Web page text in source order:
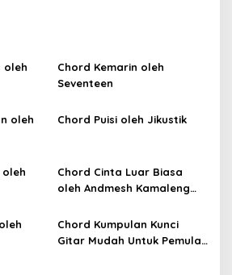
oleh
Chord Kemarin oleh
Seventeen
oleh
Chord Puisi oleh Jikustik
oleh
Chord Cinta Luar Biasa
oleh Andmesh Kamaleng
SKA)
Chord Kumpulan Kunci
Gitar Mudah Untuk Pemula